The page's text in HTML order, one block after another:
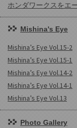
ホンダワークスをエ
Mishina's Eye
Mishina’s Eye Vol.15-2
Mishina’s Eye Vol.15-1
Mishina’s Eye Vol.14-2
Mishina’s Eye Vol.14-1
Mishina’s Eye Vol.13
Photo Gallery